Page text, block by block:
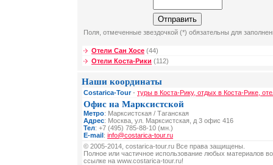
Поля, отмеченные звездочкой (*) обязательны для
Отели Сан Хосе (44)
Отели Коста-Рики (112)
Наши координаты
Costarica-Tour- туры в Коста-Рику, отдых в Коста-Рике,
Офис на Марксистской
Метро: Марксистская / Таганская
Адрес: Москва, ул. Марксистская, д 3 офис 416
Тел: +7 (495) 785-88-10 (мн.)
E-mail: info@costarica-tour.ru
© 2005-2014, costarica-tour.ru Все права защищены.
Полное или частичное использование любых материалов
ссылке на www.costarica-tour.ru!